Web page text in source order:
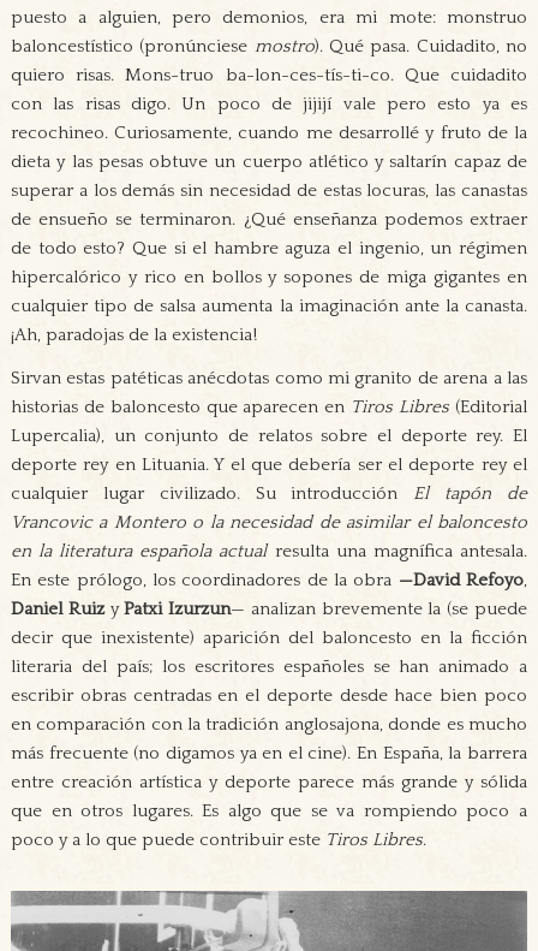
puesto a alguien, pero demonios, era mi mote: monstruo
baloncestístico (pronúnciese mostro). Qué pasa. Cuidadito, no
quiero risas. Mons-truo ba-lon-ces-tís-ti-co. Que cuidadito
con las risas digo. Un poco de jijijí vale pero esto ya es
recochineo. Curiosamente, cuando me desarrollé y fruto de la
dieta y las pesas obtuve un cuerpo atlético y saltarín capaz de
superar a los demás sin necesidad de estas locuras, las canastas
de ensueño se terminaron. ¿Qué enseñanza podemos extraer
de todo esto? Que si el hambre aguza el ingenio, un régimen
hipercalórico y rico en bollos y sopones de miga gigantes en
cualquier tipo de salsa aumenta la imaginación ante la canasta.
¡Ah, paradojas de la existencia!
Sirvan estas patéticas anécdotas como mi granito de arena a las
historias de baloncesto que aparecen en Tiros Libres (Editorial
Lupercalia), un conjunto de relatos sobre el deporte rey. El
deporte rey en Lituania. Y el que debería ser el deporte rey el
cualquier lugar civilizado. Su introducción El tapón de
Vrancovic a Montero o la necesidad de asimilar el baloncesto
en la literatura española actualresulta una magnífica antesala.
En este prólogo, los coordinadores de la obra —David Refoyo,
Daniel RuizyPatxi Izurzun— analizan brevemente la (se puede
decir que inexistente) aparición del baloncesto en la ficción
literaria del país; los escritores españoles se han animado a
escribir obras centradas en el deporte desde hace bien poco
en comparación con la tradición anglosajona, donde es mucho
más frecuente (no digamos ya en el cine). En España, la barrera
entre creación artística y deporte parece más grande y sólida
que en otros lugares. Es algo que se va rompiendo poco a
poco y a lo que puede contribuir este Tiros Libres.